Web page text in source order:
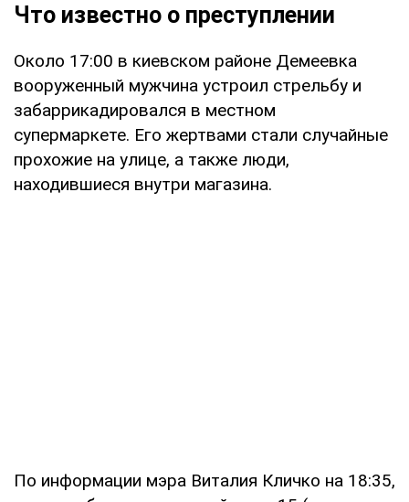
Что известно о преступлении
Около 17:00 в киевском районе Демеевка
вооруженный мужчина устроил стрельбу и
забаррикадировался в местном
супермаркете. Его жертвами стали случайные
прохожие на улице, а также люди,
находившиеся внутри магазина.
По информации мэра Виталия Кличко на 18:35,